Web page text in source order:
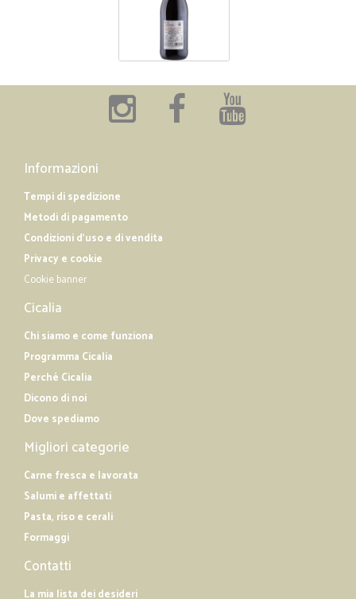
Informazioni
Tempi di spedizione
Metodi di pagamento
Condizioni d'uso e di vendita
Privacy e cookie
Cookie banner
Cicalia
Chi siamo e come funziona
Programma Cicalia
Perché Cicalia
Dicono di noi
Dove spediamo
Migliori categorie
Carne fresca e lavorata
Salumi e affettati
Pasta, riso e cerali
Formaggi
Contatti
La mia lista dei desideri